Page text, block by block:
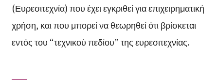
(Ευρεσιτεχνία) που έχει εγκριθεί για επιχειρηματική
χρήση, και που μπορεί να θεωρηθεί ότι βρίσκεται
εντός του “τεχνικού πεδίου” της ευρεσιτεχνίας.